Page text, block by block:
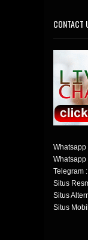
CONTACT
Whatsapp
Whatsapp
Telegram :
Situs
Situs
Situs